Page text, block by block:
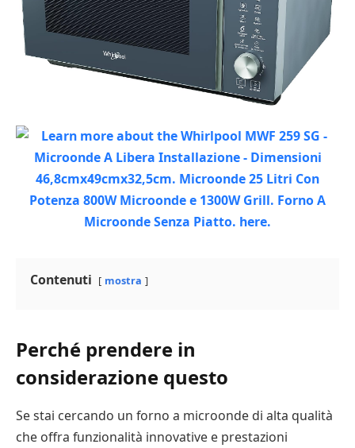
Contenuti mostra
Perché prendere in
considerazione questo
Se stai cercando un forno a microonde di alta qualità
che offra funzionalità innovative e prestazioni